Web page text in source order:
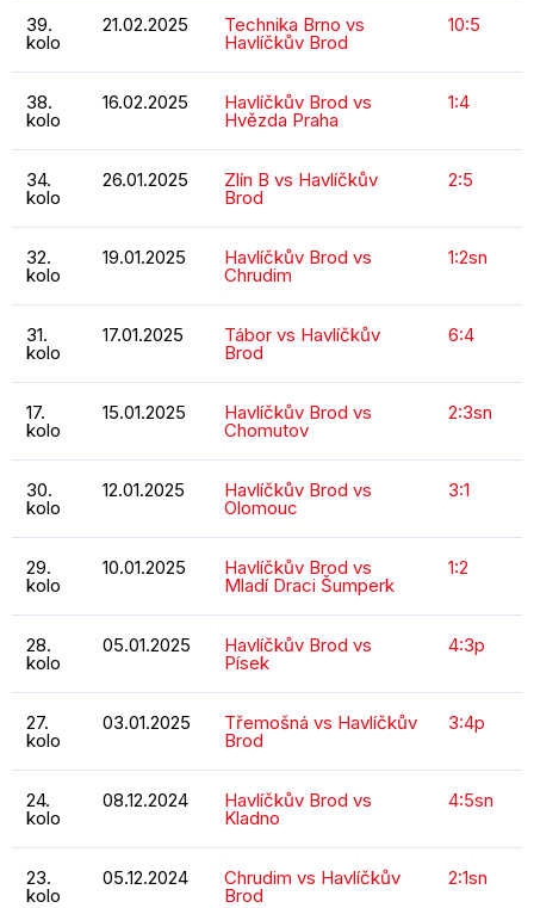
39.
kolo
21.02.2025 Technika Brno vs
Havlíčkův Brod
10:5
38.
kolo
16.02.2025 Havlíčkův Brod vs
Hvězda Praha
1:4
34.
kolo
26.01.2025 Zlín B vs Havlíčkův
Brod
2:5
32.
kolo
19.01.2025 Havlíčkův Brod vs
Chrudim
1:2sn
31.
kolo
17.01.2025 Tábor vs Havlíčkův
Brod
6:4
17.
kolo
15.01.2025 Havlíčkův Brod vs
Chomutov
2:3sn
30.
kolo
12.01.2025 Havlíčkův Brod vs
Olomouc
3:1
29.
kolo
10.01.2025 Havlíčkův Brod vs
Mladí Draci Šumperk
1:2
28.
kolo
05.01.2025 Havlíčkův Brod vs
Písek
4:3p
27.
kolo
03.01.2025 Třemošná vs Havlíčkův
Brod
3:4p
24.
kolo
08.12.2024 Havlíčkův Brod vs
Kladno
4:5sn
23.
kolo
05.12.2024 Chrudim vs Havlíčkův
Brod
2:1sn